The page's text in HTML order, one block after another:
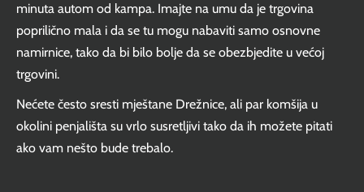
minuta autom od kampa. Imajte na umu da je trgovina
poprilično mala i da se tu mogu nabaviti samo osnovne
namirnice, tako da bi bilo bolje da se obezbjedite u većoj
trgovini.
Nećete često sresti mještane Drežnice, ali par komšija u
okolini penjališta su vrlo susretljivi tako da ih možete pitati
ako vam nešto bude trebalo.